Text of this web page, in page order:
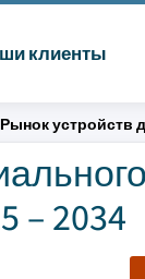
клиенты
Рынок устройств
– 2034